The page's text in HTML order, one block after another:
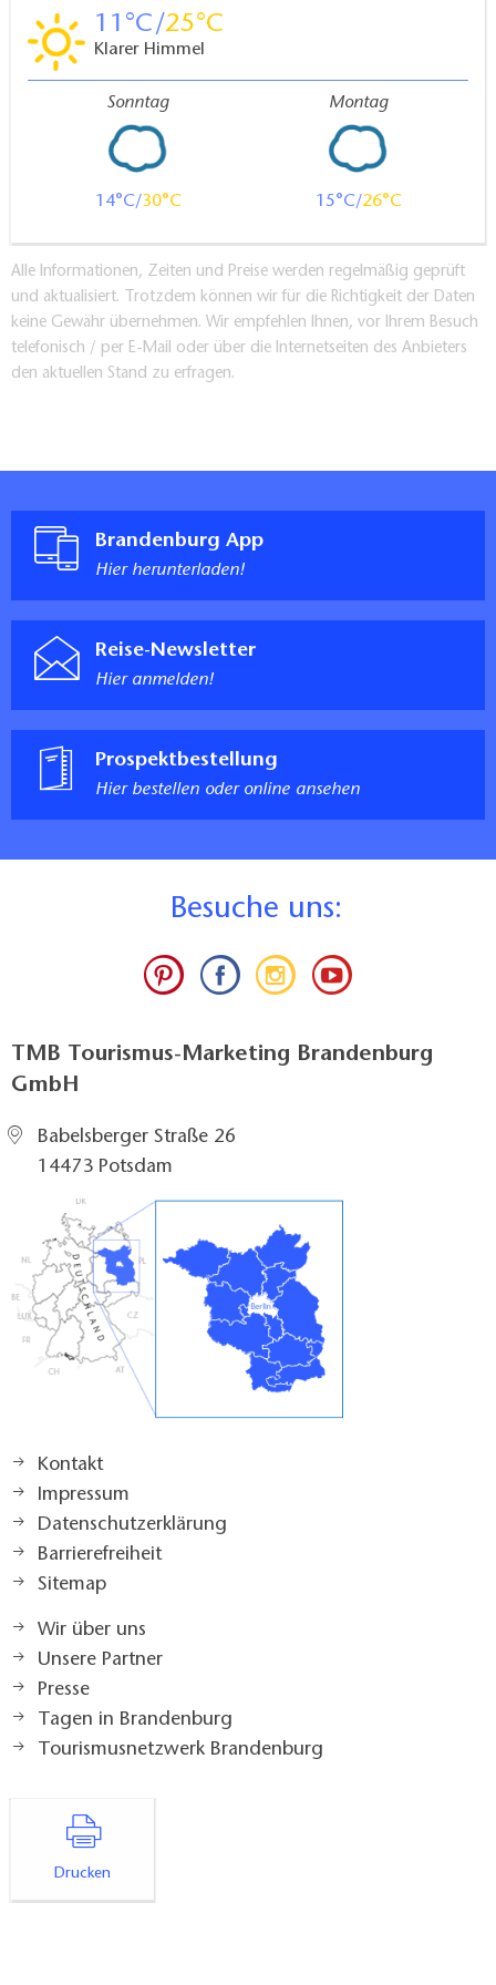
EUR
11 25
Klarer Himmel
Sonntag
14 30
Montag
15 26
Alle Informationen, Zeiten und Preise werden regelmäßig geprüft
und aktualisiert. Trotzdem können wir für die Richtigkeit der Daten
keine Gewähr übernehmen. Wir empfehlen Ihnen, vor Ihrem Besuch
telefonisch / per E-Mail oder über die Internetseiten des Anbieters
den aktuellen Stand zu erfragen.
Brandenburg App
Hier herunterladen!
Reise-Newsletter
Hier anmelden!
Prospektbestellung
Hier bestellen oder online ansehen
Besuche uns:
TMB Tourismus-Marketing Brandenburg
GmbH
Babelsberger Straße 26
14473 Potsdam
Kontakt
Impressum
Datenschutzerklärung
Barrierefreiheit
Sitemap
Wir über uns
Unsere Partner
Presse
Tagen in Brandenburg
Tourismusnetzwerk Brandenburg
Drucken